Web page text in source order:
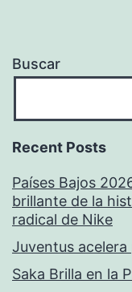
Buscar
Recent Posts
Países Bajos
brillante de la
radical de Nike
Juventus
Saka Brilla en la